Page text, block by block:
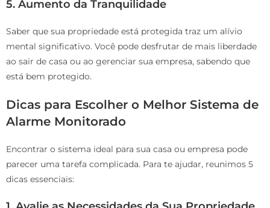
5. Aumento da Tranquilidade
Saber que sua propriedade está protegida traz um alívio
mental significativo. Você pode desfrutar de mais liberdade
ao sair de casa ou ao gerenciar sua empresa, sabendo que
está bem protegido.
Dicas para Escolher o Melhor Sistema de
Alarme Monitorado
Encontrar o sistema ideal para sua casa ou empresa pode
parecer uma tarefa complicada. Para te ajudar, reunimos 5
dicas essenciais: